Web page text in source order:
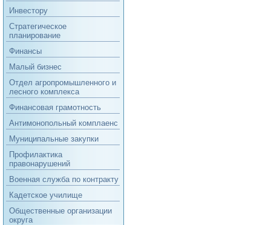
Инвестору
Стратегическое
планирование
Финансы
Малый бизнес
Отдел агропромышленного и
лесного комплекса
Финансовая грамотность
Антимонопольный комплаенс
Муниципальные закупки
Профилактика
правонарушений
Военная служба по контракту
Кадетское училище
Общественные организации
округа